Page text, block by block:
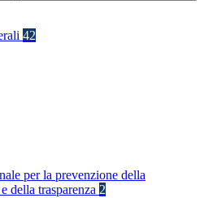
42
per la prevenzione della
della trasparenza 2